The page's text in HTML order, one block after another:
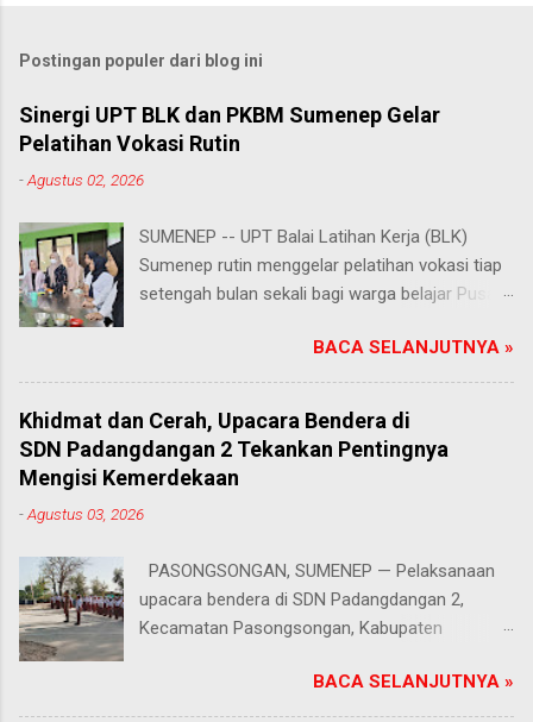
Postingan populer dari blog ini
Sinergi UPT BLK dan PKBM Sumenep Gelar
Pelatihan Vokasi Rutin
-Agustus 02, 2026
SUMENEP -- UPT Balai Latihan Kerja (BLK)
Sumenep rutin menggelar pelatihan vokasi tiap
setengah bulan sekali bagi warga belajar Pusat
Kabupaten Sumenep. Ahad (2/8/2026).
Program ini menawarkan berbagai pilihan
keterampilan, mulai dari pembuatan roti dan kue
hingga kejuruan lainnya yang bebas dipilih
peserta sesuai bakat dan minat masing-
para peserta. Salah satunya Juhairiyah, peserta
Kecamatan Guluk-Guluk. "Saya sangat senang
bisa mengikuti pelatihan ini. Selain menambah
wawasan dan keterampilan baru, saya juga bisa
teman perwakilan PKBM dari seluruh Kabupaten
BACA SELANJUTNYA »
Khidmat dan Cerah, Upacara Bendera di
SDN Padangdangan 2 Tekankan Pentingnya
Mengisi Kemerdekaan
-Agustus 03, 2026
PASONGSONGAN, SUMENEP — Pelaksanaan
upacara bendera di SDN Padangdangan 2,
Kecamatan Pasongsongan, Kabupaten
(3/8/2026). Suasana jalannya kegiatan terasa
makin mendukung berkat cuaca cerah yang
BACA SELANJUTNYA »